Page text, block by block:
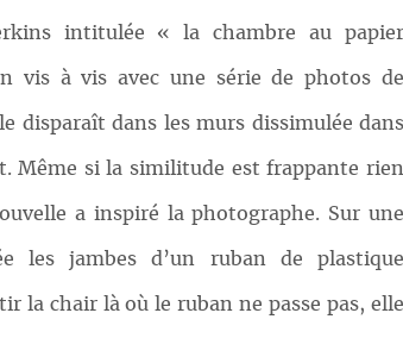
intitulée « la chambre au papier
vis à vis avec une série de photos de
disparaît dans les murs dissimulée dans
Même si la similitude est frappante rien
a inspiré la photographe. Sur une
les jambes d’un ruban de plastique
la chair là où le ruban ne passe pas, elle